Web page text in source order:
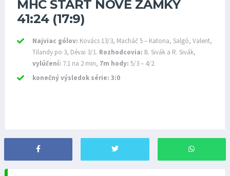
MHC ŠTART NOVÉ ZÁMKY
41:24 (17:9)
Najviac gólov: Kovács 13/3, Macháč 5 – Katona, Salgó, Valent,
Tilandy po 3, Dévai 3/1. Rozhodcovia: B. Sivák a R. Sivák,
vylúčení: 7:1 na 2 min, 7m hody: 5/3 – 4/2.
konečný výsledok série: 3:0